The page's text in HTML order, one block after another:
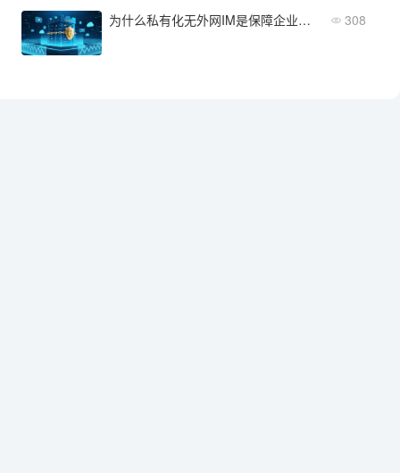
为什么私有化无外网IM是保障企业核心数据安全的终极防线？ 308